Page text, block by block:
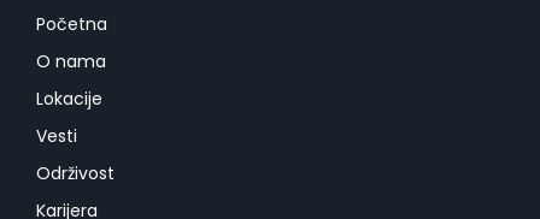
Početna
O nama
Lokacije
Vesti
Održivost
Karijera